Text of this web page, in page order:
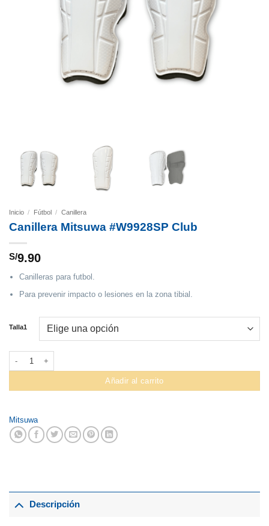
Inicio / Fútbol / Canillera
Canillera Mitsuwa #W9928SP Club
S/9.90
Canilleras para futbol.
Para prevenir impacto o lesiones en la zona tibial.
Talla1
Añadir al carrito
Mitsuwa
Descripción